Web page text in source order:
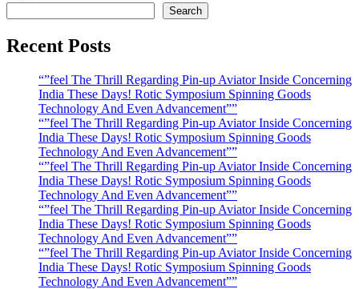
Search
Recent Posts
“”feel The Thrill Regarding Pin-up Aviator Inside Concerning
India These Days! Rotic Symposium Spinning Goods
Technology And Even Advancement””
“”feel The Thrill Regarding Pin-up Aviator Inside Concerning
India These Days! Rotic Symposium Spinning Goods
Technology And Even Advancement””
“”feel The Thrill Regarding Pin-up Aviator Inside Concerning
India These Days! Rotic Symposium Spinning Goods
Technology And Even Advancement””
“”feel The Thrill Regarding Pin-up Aviator Inside Concerning
India These Days! Rotic Symposium Spinning Goods
Technology And Even Advancement””
“”feel The Thrill Regarding Pin-up Aviator Inside Concerning
India These Days! Rotic Symposium Spinning Goods
Technology And Even Advancement””